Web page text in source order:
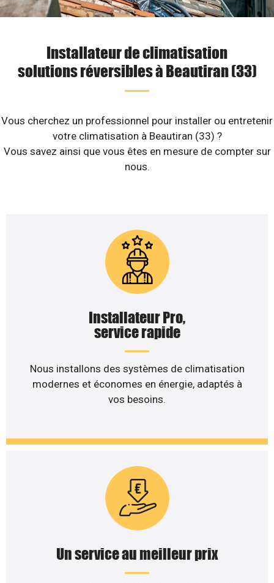
Installateur de climatisation
solutions réversibles à Beautiran (33)
Vous cherchez un professionnel pour installer ou entretenir
votre climatisation à Beautiran (33) ?
Vous savez ainsi que vous êtes en mesure de compter sur
nous.
Installateur Pro,
service rapide
Nous installons des systèmes de climatisation
modernes et économes en énergie, adaptés à
vos besoins.
Un service au meilleur prix